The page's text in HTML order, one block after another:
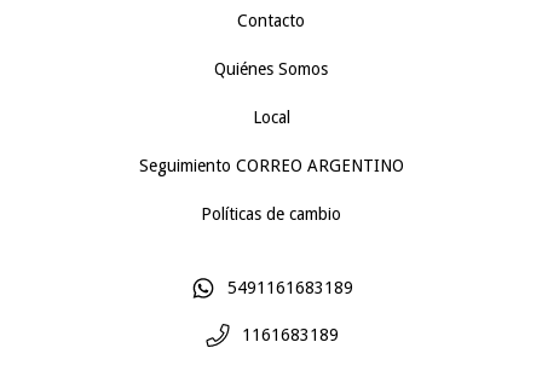
Contacto
Quiénes Somos
Local
Seguimiento CORREO ARGENTINO
Políticas de cambio
5491161683189
1161683189